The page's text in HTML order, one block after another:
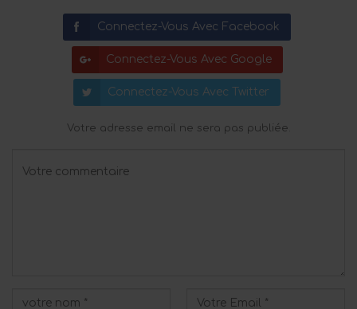
Connectez-Vous Avec Facebook
Connectez-Vous Avec Google
Connectez-Vous Avec Twitter
Votre adresse email ne sera pas publiée.